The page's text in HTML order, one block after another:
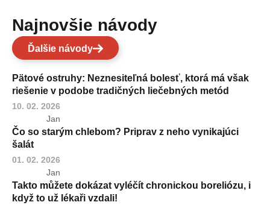
Najnovšie návody
Ďalšie návody
Pätové ostruhy: Neznesiteľná bolesť, ktorá má však
riešenie v podobe tradičných liečebných metód
10. 02. 2026
Jan
Čo so starým chlebom? Priprav z neho vynikajúci
šalát
01. 02. 2026
Jan
Takto můžete dokázat vyléčít chronickou boreliózu, i
když to už lékaři vzdali!